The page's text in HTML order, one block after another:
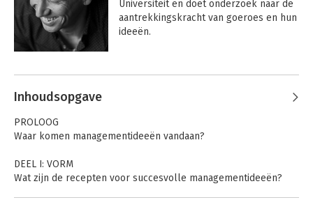
Universiteit en doet onderzoek naar de
aantrekkingskracht van goeroes en hun
ideeën.
Andere boeken door Stefan
Heusinkveld
Inhoudsopgave
PROLOOG
Waar komen managementideeën vandaan?
DEEL I: VORM
Wat zijn de recepten voor succesvolle managementideeën?